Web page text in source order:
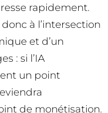
rapidement.
à l’intersection
et d’un
: si l’IA
un point
de monétisation.